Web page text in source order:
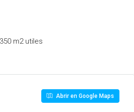
m2 utiles
Abrir en Google Maps